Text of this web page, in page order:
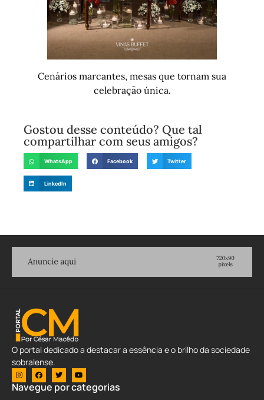
Cenários marcantes, mesas que tornam sua
celebração única.
Gostou desse conteúdo? Que tal
compartilhar com seus amigos?
WhatsApp Facebook Twitter
LinkedIn
O portal dedicado a destacar a essência e o brilho da sociedade
sobralense.
Navegue por categorias